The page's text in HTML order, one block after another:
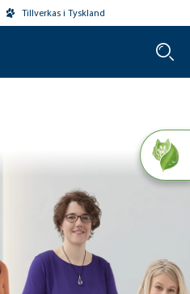
Tillverkas i Tyskland